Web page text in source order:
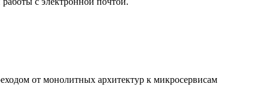
от монолитных архитектур к микросервисам